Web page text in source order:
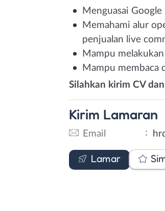
Menguasai
Memahami alur
penjualan live
Mampu
Mampu membaca
Silahkan kirim CV
Kirim Lamaran
Email :
Lamar
Email